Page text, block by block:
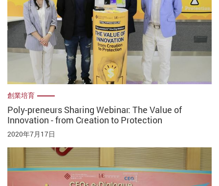
創業培育
Poly-preneurs Sharing Webinar: The Value of
Innovation - from Creation to Protection
2020年7月17日